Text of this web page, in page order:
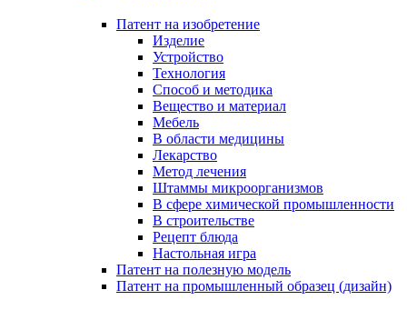
Патент на изобретение
Изделие
Устройство
Технология
Способ и методика
Вещество и материал
Мебель
В области медицины
Лекарство
Метод лечения
Штаммы микроорганизмов
В сфере химической промышленности
В строительстве
Рецепт блюда
Настольная игра
Патент на полезную модель
Патент на промышленный образец (дизайн)